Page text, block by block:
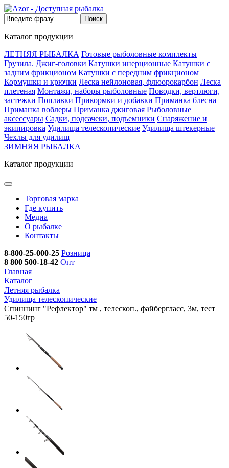
Каталог продукции
ЛЕТНЯЯ РЫБАЛКА Готовые рыболовные комплекты
Грузила. Джиг-головки Катушки инерционные Катушки с
задним фрикционом Катушки с передним фрикционом
Кормушки и крючки Леска нейлоновая, флюорокарбон Леска
плетеная Монтажи, наборы рыболовные Поводки, вертлюги,
застежки Поплавки Прикормки и добавки Приманка блесна
Приманка воблеры Приманка джиговая Рыболовные
аксессуары Садки, подсачеки, подъемники Снаряжение и
экипировка Удилища телескопические Удилища штекерные
Чехлы для удилищ
ЗИМНЯЯ РЫБАЛКА
Каталог продукции
Торговая марка
Где купить
Медиа
О рыбалке
Контакты
8-800-25-000-25 Розница
8 800 500-18-42 Опт
Главная
Каталог
Летняя рыбалка
Удилища телескопические
Спиннинг "Рефлектор" тм , телескоп., файбергласс, 3м, тест
50-150гр